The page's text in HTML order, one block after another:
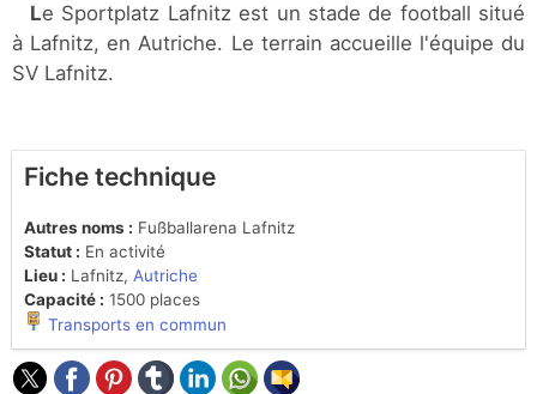
Le Sportplatz Lafnitz est un stade de football situé
à Lafnitz, en Autriche. Le terrain accueille l'équipe du
SV Lafnitz.
Fiche technique
Autres noms : Fußballarena Lafnitz
Statut : En activité
Lieu : Lafnitz, Autriche
Capacité : 1500 places
Transports en commun